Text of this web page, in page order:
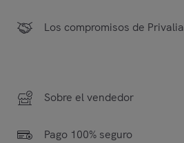
Los compromisos de Privalia
Sobre el vendedor
Pago 100% seguro